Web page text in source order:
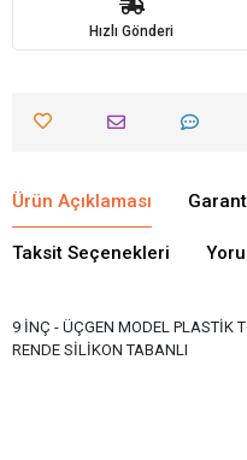
Hızlı Gönderi
Ürün Açıklaması
Taksit Seçenekleri
9 İNÇ - ÜÇGEN MODEL PLASTİK
RENDE SİLİKON TABANLI